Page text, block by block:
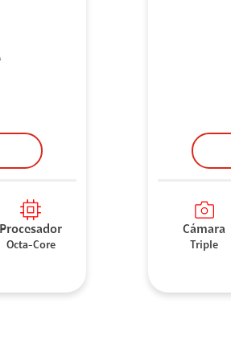
Procesador
Octa-Core
Cámara
Triple